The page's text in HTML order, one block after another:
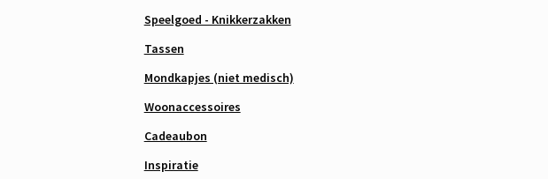
Speelgoed - Knikkerzakken
Tassen
Mondkapjes (niet medisch)
Woonaccessoires
Cadeaubon
Inspiratie